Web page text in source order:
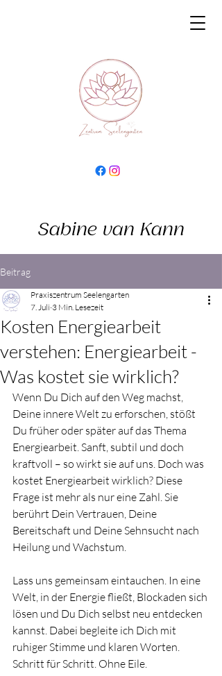
Sabine van Kann
Beitrag
Kosten Energiearbeit
verstehen: Energiearbeit -
Was kostet sie wirklich?
Praxiszentrum Seelengarten
7. Juli 3 Min. Lesezeit
Wenn Du Dich auf den Weg machst,
Deine innere Welt zu erforschen, stößt
Du früher oder später auf das Thema
Energiearbeit. Sanft, subtil und doch
kraftvoll – so wirkt sie auf uns. Doch was
kostet Energiearbeit wirklich? Diese
Frage ist mehr als nur eine Zahl. Sie
berührt Dein Vertrauen, Deine
Bereitschaft und Deine Sehnsucht nach
Heilung und Wachstum.
Lass uns gemeinsam eintauchen. In eine
Welt, in der Energie fließt, Blockaden sich
lösen und Du Dich selbst neu entdecken
kannst. Dabei begleite ich Dich mit
ruhiger Stimme und klaren Worten.
Schritt für Schritt. Ohne Eile.